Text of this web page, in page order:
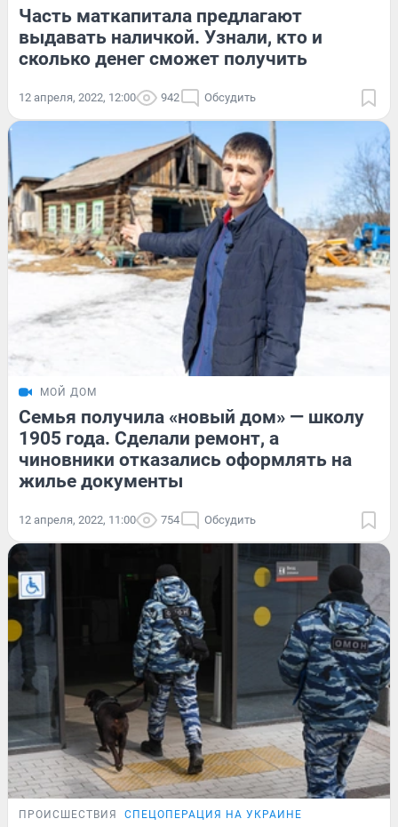
Часть маткапитала предлагают
выдавать наличкой. Узнали, кто и
сколько денег сможет получить
12 апреля, 2022, 12:00 942 Обсудить
МОЙ ДОМ
Семья получила «новый дом» — школу
1905 года. Сделали ремонт, а
чиновники отказались оформлять на
жилье документы
12 апреля, 2022, 11:00 754 Обсудить
ПРОИСШЕСТВИЯ СПЕЦОПЕРАЦИЯ НА УКРАИНЕ